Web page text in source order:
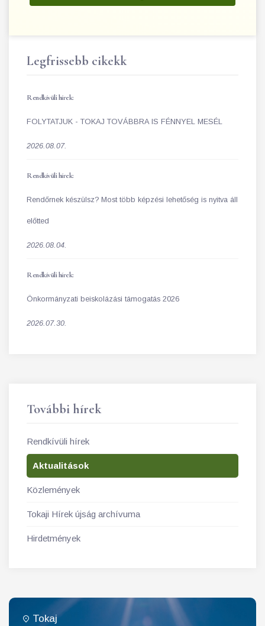
Legfrissebb cikekk
Rendkívüli hírek:
FOLYTATJUK - TOKAJ TOVÁBBRA IS FÉNNYEL MESÉL
2026.08.07.
Rendkívüli hírek:
Rendőrnek készülsz? Most több képzési lehetőség is nyitva áll
előtted
2026.08.04.
Rendkívüli hírek:
Önkormányzati beiskolázási támogatás 2026
2026.07.30.
További hírek
Rendkívüli hírek
Aktualitások
Közlemények
Tokaji Hírek újság archívuma
Hirdetmények
Tokaj